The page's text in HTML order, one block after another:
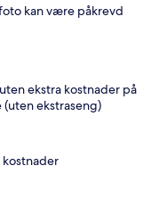
kan være påkrevd
ekstra kostnader på
ekstraseng)